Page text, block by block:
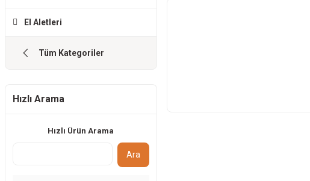
El Aletleri
Tüm Kategoriler
Hızlı Arama
Hızlı Ürün Arama
Ara